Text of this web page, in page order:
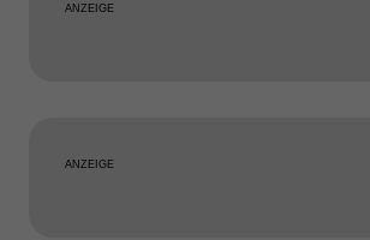
ANZEIGE
ANZEIGE